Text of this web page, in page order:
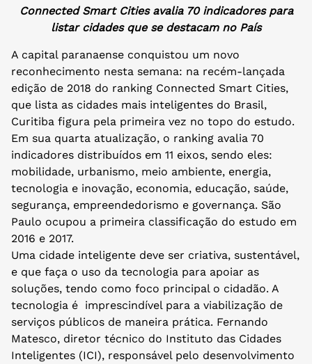
Connected Smart Cities avalia 70 indicadores para
listar cidades que se destacam no País
A capital paranaense conquistou um novo
reconhecimento nesta semana: na recém-lançada
edição de 2018 do ranking Connected Smart Cities,
que lista as cidades mais inteligentes do Brasil,
Curitiba figura pela primeira vez no topo do estudo.
Em sua quarta atualização, o ranking avalia 70
indicadores distribuídos em 11 eixos, sendo eles:
mobilidade, urbanismo, meio ambiente, energia,
tecnologia e inovação, economia, educação, saúde,
segurança, empreendedorismo e governança. São
Paulo ocupou a primeira classificação do estudo em
2016 e 2017.
Uma cidade inteligente deve ser criativa, sustentável,
e que faça o uso da tecnologia para apoiar as
soluções, tendo como foco principal o cidadão. A
tecnologia é imprescindível para a viabilização de
serviços públicos de maneira prática. Fernando
Matesco, diretor técnico do Instituto das Cidades
Inteligentes (ICI), responsável pelo desenvolvimento